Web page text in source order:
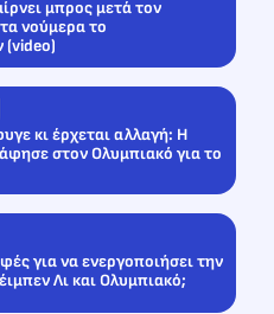
μπρος μετά τον
νούμερα το
(video)
κι έρχεται αλλαγή: Η
στον Ολυμπιακό για το
για να ενεργοποιήσει την
Λι και Ολυμπιακό;